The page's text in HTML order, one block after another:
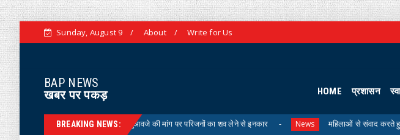
Sunday, August 9 About Write for Us
BAP NEWS
खबर पर पकड़
HOME प्रशासन
BREAKING NEWS:
में डूबा कंपनी का चालक, मुआवजे की मांग पर परिजनों का शव लेने से इनकार News महिलाओं से संवाद करते हुए कौशल,